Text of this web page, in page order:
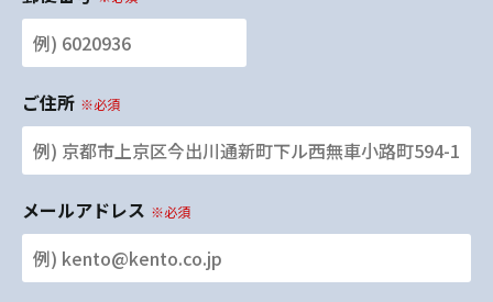
ご住所 ※必須
メールアドレス ※必須